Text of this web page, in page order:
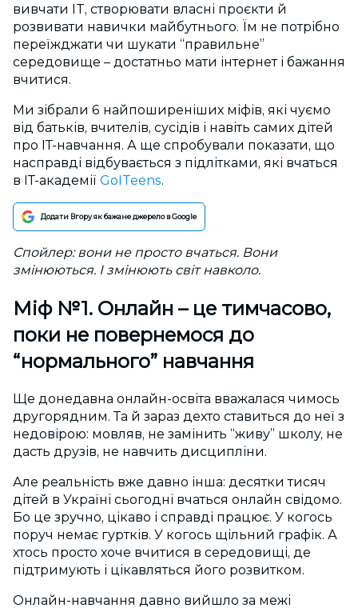
вивчати IT, створювати власні проєкти й
розвивати навички майбутнього. Їм не потрібно
переїжджати чи шукати “правильне”
середовище – достатньо мати інтернет і бажання
вчитися.
Ми зібрали 6 найпоширеніших міфів, які чуємо
від батьків, вчителів, сусідів і навіть самих дітей
про ІТ-навчання. А ще спробували показати, що
насправді відбувається з підлітками, які вчаться
в ІТ-академії GoITeens.
Додати Вгору як бажане джерело в Google
Спойлер: вони не просто вчаться. Вони
змінюються. І змінюють світ навколо.
Міф №1. Онлайн – це тимчасово,
поки не повернемося до
“нормального” навчання
Ще донедавна онлайн-освіта вважалася чимось
другорядним. Та й зараз дехто ставиться до неї з
недовірою: мовляв, не замінить “живу” школу, не
дасть друзів, не навчить дисципліни.
Але реальність вже давно інша: десятки тисяч
дітей в Україні сьогодні вчаться онлайн свідомо.
Бо це зручно, цікаво і справді працює. У когось
поруч немає гуртків. У когось щільний графік. А
хтось просто хоче вчитися в середовищі, де
підтримують і цікавляться його розвитком.
Онлайн-навчання давно вийшло за межі